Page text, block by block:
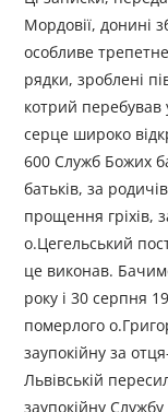
Мордовії, донині
особливе
рядки, зроблені
котрий перебував
серце широко
600 Служб Божих
батьків, за
прощення гріхів,
о.Цегельський
це виконав.
року і 30 серпня
померлого
заупокійну за
Львівській
заупокійну